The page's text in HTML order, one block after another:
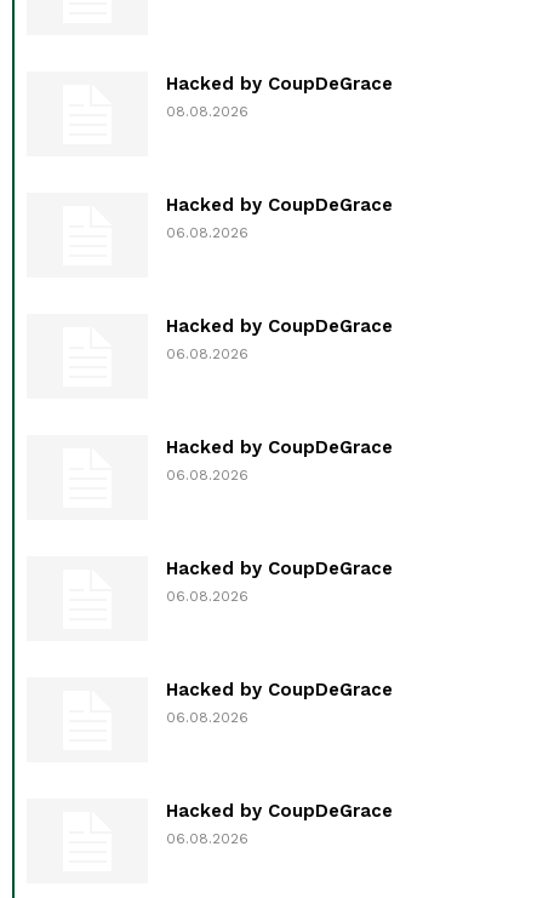
Hacked by CoupDeGrace
08.08.2026
Hacked by CoupDeGrace
06.08.2026
Hacked by CoupDeGrace
06.08.2026
Hacked by CoupDeGrace
06.08.2026
Hacked by CoupDeGrace
06.08.2026
Hacked by CoupDeGrace
06.08.2026
Hacked by CoupDeGrace
06.08.2026